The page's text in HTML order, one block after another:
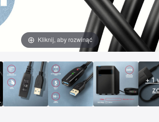
Kliknij, aby rozwinąć
+ 1